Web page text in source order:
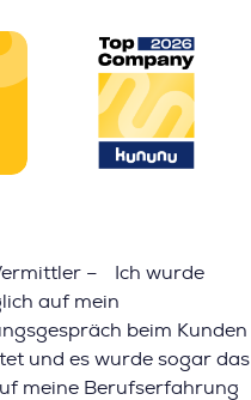
– Ich wurde
auf mein
beim Kunden
und es wurde sogar das
meine Berufserfahrung